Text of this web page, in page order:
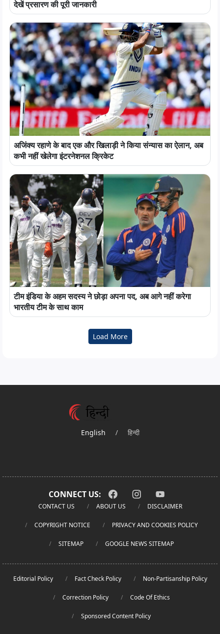
देखें प्रसारण की पूरी जानकारी
अजिंक्य रहाणे के बाद एक और खिलाड़ी ने किया संन्यास का ऐलान, अब
कभी नहीं खेलेगा इंटरनेशनल क्रिकेट
टीम इंडिया के अहम सदस्य ने छोड़ा अपना पद, अब आगे नहीं करेगा
भारतीय टीम के साथ काम
Load More
English / हिन्दी
CONNECT US:
CONTACT US ABOUT US DISCLAIMER
COPYRIGHT NOTICE PRIVACY AND COOKIES POLICY
SITEMAP GOOGLE NEWS SITEMAP
Editorial Policy Fact Check Policy Non-Partisanship Policy
Correction Policy Code Of Ethics
Sponsored Content Policy